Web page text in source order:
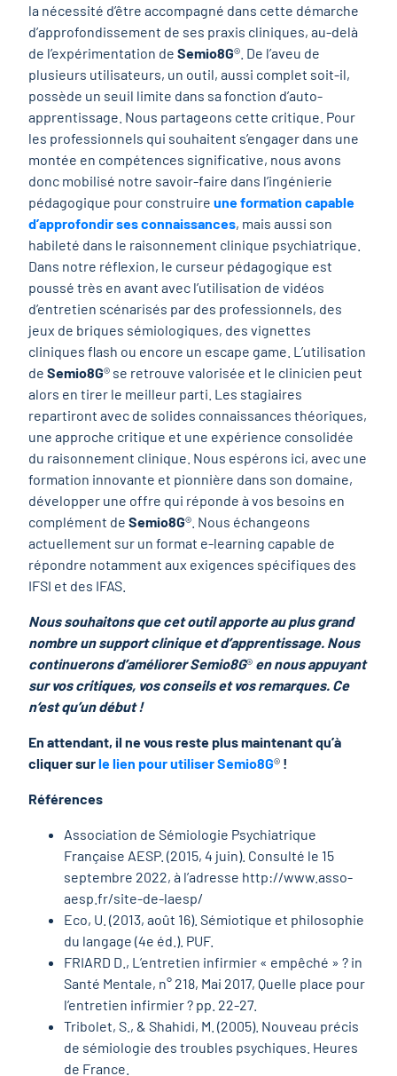
la nécessité d’être accompagné dans cette démarche
d’approfondissement de ses praxis cliniques, au-delà
de l’expérimentation deSemio8G®. De l’aveu de
plusieurs utilisateurs, un outil, aussi complet soit-il,
possède un seuil limite dans sa fonction d’auto-
apprentissage. Nous partageons cette critique. Pour
les professionnels qui souhaitent s’engager dans une
montée en compétences significative, nous avons
donc mobilisé notre savoir-faire dans l’ingénierie
pédagogique pour construireune formation capable
d’approfondir ses connaissances, mais aussi son
habileté dans le raisonnement clinique psychiatrique.
Dans notre réflexion, le curseur pédagogique est
poussé très en avant avec l’utilisation de vidéos
d’entretien scénarisés par des professionnels, des
jeux de briques sémiologiques, des vignettes
cliniques flash ou encore un escape game. L’utilisation
deSemio8G® se retrouve valorisée et le clinicien peut
alors en tirer le meilleur parti. Les stagiaires
repartiront avec de solides connaissances théoriques,
une approche critique et une expérience consolidée
du raisonnement clinique. Nous espérons ici, avec une
formation innovante et pionnière dans son domaine,
développer une offre qui réponde à vos besoins en
complément deSemio8G®. Nous échangeons
actuellement sur un format e-learning capable de
répondre notamment aux exigences spécifiques des
IFSI et des IFAS.
Nous souhaitons que cet outil apporte au plus grand
nombre un support clinique et d’apprentissage. Nous
continuerons d’améliorer Semio8G® en nous appuyant
sur vos critiques, vos conseils et vos remarques. Ce
n‘est qu’un début !
En attendant, il ne vous reste plus maintenant qu’à
cliquer surle lien pour utiliser Semio8G® !
Références
Association de Sémiologie Psychiatrique
Française AESP. (2015, 4 juin). Consulté le 15
septembre 2022, à l’adresse http://www.asso-
aesp.fr/site-de-laesp/
Eco, U. (2013, août 16). Sémiotique et philosophie
du langage (4e éd.). PUF.
FRIARD D., L’entretien infirmier « empêché » ? in
Santé Mentale, n° 218, Mai 2017, Quelle place pour
l’entretien infirmier ? pp. 22-27.
Tribolet, S., & Shahidi, M. (2005). Nouveau précis
de sémiologie des troubles psychiques. Heures
de France.